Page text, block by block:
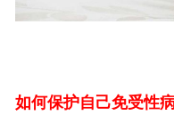
如何保护自己免受性